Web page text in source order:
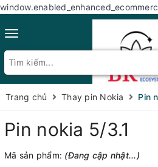
Toggle
Trang chủ Thay pin Nokia Pin
Pin nokia 5/3.1
Mã sản phẩm: (Đang cập nhật...)